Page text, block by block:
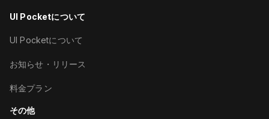
UI Pocketについて
UI Pocketについて
お知らせ・リリース
料金プラン
その他